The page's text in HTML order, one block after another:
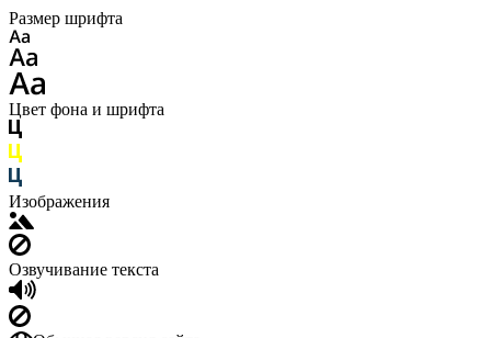
Размер шрифта
Цвет фона и шрифта
Изображения
Озвучивание текста